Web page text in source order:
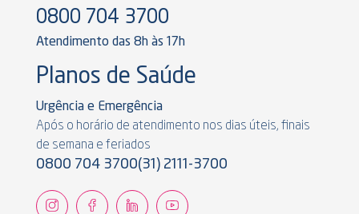
0800 704 3700
Atendimento das 8h às 17h
Planos de Saúde
Urgência e Emergência
Após o horário de atendimento nos dias úteis, finais
de semana e feriados
0800 704 3700(31) 2111-3700